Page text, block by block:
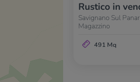
Rustico in
Savignano Sul
Magazzino
491 Mq